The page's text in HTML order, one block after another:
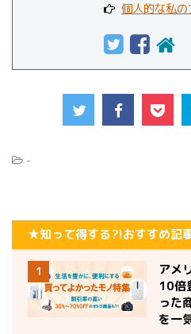
個人的な私
-
★知って得する?!おすすめ記
1
アメ
10倍
った
を一